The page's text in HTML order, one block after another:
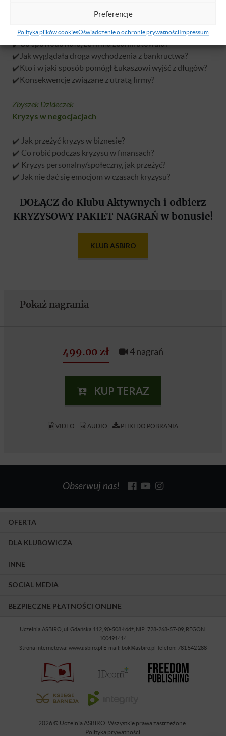
Preferencje
Polityka plików cookiesOświadczenie o ochronie prywatnościImpressum
Jak przetrwać bankructwo i wyjść na prostą?
✔️Co spowodowało, że firma zbankrutowała?
✔️Jak wyglądała droga wychodzenia z bankructwa?
✔️Kto i w jaki sposób pomógł Łukaszowi wyjść z długów?
✔️Konsekwencje związane z utratą firmy?
Zbyszek Dzideczek
Kryzys w negocjacjach
✔️ Jak przeżyć kryzys w biznesie?
✔️ Co robić podczas kryzysu w finansach?
✔️ Kryzys personalny/społeczny, jak przeżyć?
✔️ Jak nie dać się emocjom w czasach kryzysu?
DOŁĄCZ do Klubu Aktywnych i odbierz
KRYZYSOWY PAKIET NAGRAŃ w bonusie!
KLUB ASBIRO
Pokaż nagrania
499.00 zł 4 nagrań
KUP TERAZ
VIDEO AUDIO PLIKI DO POBRANIA
Obserwuj nas!
OFERTA
DLA KLUBOWICZA
INNE
SOCIAL MEDIA
BEZPIECZNE PŁATNOŚCI ONLINE
Uczelnia ASBiRO, ul. Gdańska 112, 90-508 Łódź, NIP: 728-268-57-09, REGON:
100491414
Strona internetowa: www.asbiro.pl E-mail: bok@asbiro.pl Telefon: 781 542 288
2026 © Uczelnia ASBiRO. Wszystkie prawa zastrzeżone.
Polityka prywatności